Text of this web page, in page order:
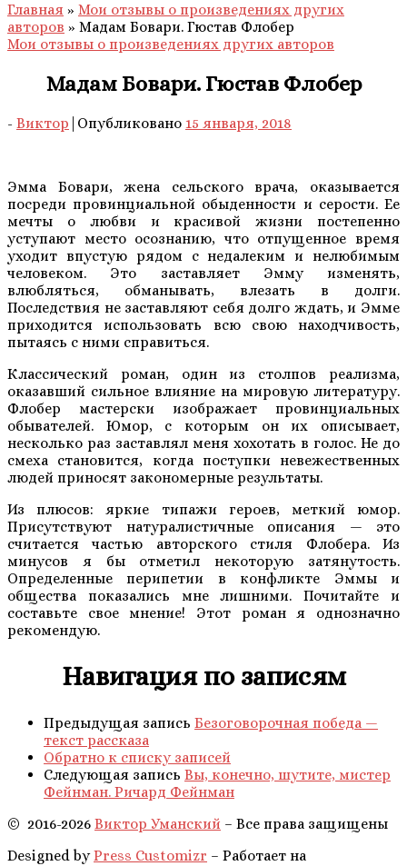
Главная » Мои отзывы о произведениях других
авторов » Мадам Бовари. Гюстав Флобер
Мои отзывы о произведениях других авторов
Мадам Бовари. Гюстав Флобер
- Виктор | Опубликовано 15 января, 2018
Эмма Бовари, жена сельского врача, оказывается
посреди провинциальной обыденности и серости. Ее
мечты о любви и красивой жизни постепенно
уступают место осознанию, что отпущенное время
уходит впустую рядом с недалеким и нелюбимым
человеком. Это заставляет Эмму изменять,
влюбляться, обманывать, влезать в долги.
Последствия не заставляют себя долго ждать, и Эмме
приходится использовать всю свою находчивость,
пытаясь с ними справиться.
Классический роман, один из столпов реализма,
оказавший сильное влияние на мировую литературу.
Флобер мастерски изображает провинциальных
обывателей. Юмор, с которым он их описывает,
несколько раз заставлял меня хохотать в голос. Не до
смеха становится, когда поступки невежественных
людей приносят закономерные результаты.
Из плюсов: яркие типажи героев, меткий юмор.
Присутствуют натуралистичные описания — это
считается частью авторского стиля Флобера. Из
минусов я бы отметил некоторую затянутость.
Определенные перипетии в конфликте Эммы и
общества показались мне лишними. Почитайте и
составьте свое мнение! Этот роман я однозначно
рекомендую.
Навигация по записям
Предыдущая запись Безоговорочная победа —
текст рассказа
Обратно к списку записей
Следующая запись Вы, конечно, шутите, мистер
Фейнман. Ричард Фейнман
© 2016-2026 Виктор Уманский – Все права защищены
Designed byPress Customizr – Работает на